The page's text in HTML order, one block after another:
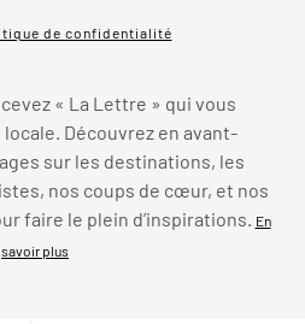
de confidentialité
« La Lettre » qui vous
Découvrez en avant-
sur les destinations, les
nos coups de cœur, et nos
faire le plein d’inspirations. En
savoir plus